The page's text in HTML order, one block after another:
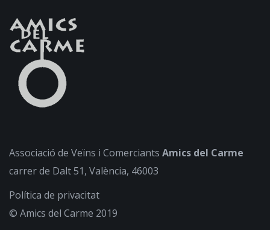
Associació de Veïns i Comerciants Amics del Carme
carrer de Dalt 51, València, 46003
Política de privacitat
© Amics del Carme 2019